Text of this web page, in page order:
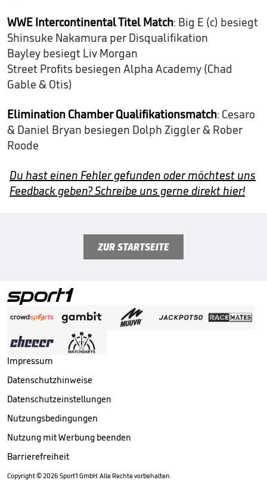
WWE Intercontinental Titel Match: Big E (c) besiegt
Shinsuke Nakamura per Disqualifikation
Bayley besiegt Liv Morgan
Street Profits besiegen Alpha Academy (Chad
Gable & Otis)
Elimination Chamber Qualifikationsmatch: Cesaro
& Daniel Bryan besiegen Dolph Ziggler & Rober
Roode
Du hast einen Fehler gefunden oder möchtest uns
Feedback geben? Schreibe uns gerne direkt hier!
ZUR STARTSEITE
Impressum
Datenschutzhinweise
Datenschutzeinstellungen
Nutzungsbedingungen
Nutzung mit Werbung beenden
Barrierefreiheit
Copyright ©2026 Sport1 GmbH. Alle Rechte vorbehalten.